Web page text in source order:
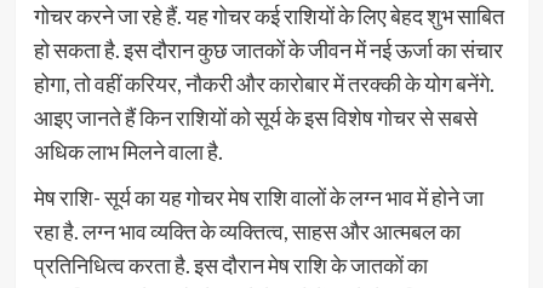
गोचर करने जा रहे हैं. यह गोचर कई राशियों के लिए बेहद शुभ साबित
हो सकता है. इस दौरान कुछ जातकों के जीवन में नई ऊर्जा का संचार
होगा, तो वहीं करियर, नौकरी और कारोबार में तरक्की के योग बनेंगे.
आइए जानते हैं किन राशियों को सूर्य के इस विशेष गोचर से सबसे
अधिक लाभ मिलने वाला है.
मेष राशि- सूर्य का यह गोचर मेष राशि वालों के लग्न भाव में होने जा
रहा है. लग्न भाव व्यक्ति के व्यक्तित्व, साहस और आत्मबल का
प्रतिनिधित्व करता है. इस दौरान मेष राशि के जातकों का